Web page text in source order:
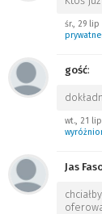
śr., 29 lip
gość:
wt., 21
Jas